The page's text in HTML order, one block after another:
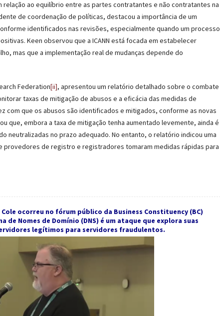
ao equilíbrio entre as partes contratantes e não contratantes na
de coordenação de políticas, destacou a importância de um
identificados nas revisões, especialmente quando um processo
Keen observou que a ICANN está focada em estabelecer
mas que a implementação real de mudanças depende do
Federation[ii], apresentou um relatório detalhado sobre o combate
taxas de mitigação de abusos e a eficácia das medidas de
com que os abusos são identificados e mitigados, conforme as novas
que, embora a taxa de mitigação tenha aumentado levemente, ainda é
neutralizadas no prazo adequado. No entanto, o relatório indicou uma
de registro e registradores tomaram medidas rápidas para
ocorreu no fórum público da Business Constituency (BC)
de Nomes de Domínio (DNS) é um ataque que explora suas
legítimos para servidores fraudulentos.